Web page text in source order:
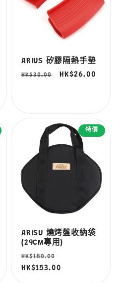
ARIUS 矽膠隔熱手墊
定
HK$30.00
售
HK$26.00
特價
ARISU 燒烤盤收納袋
(29CM專用)
定
價
HK$180.00
價
HK$153.00